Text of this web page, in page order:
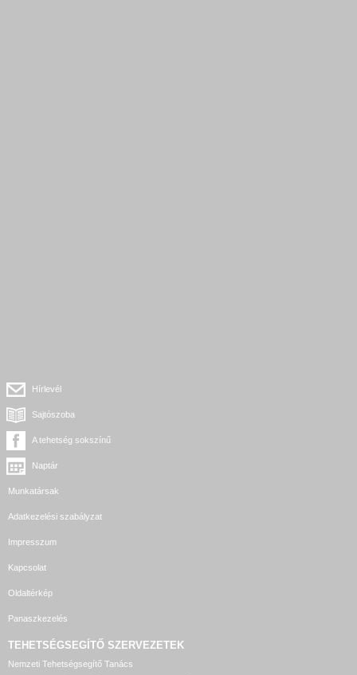
Hírlevél
Sajtószoba
A tehetség sokszínű
Naptár
Munkatársak
Adatkezelési szabályzat
Impresszum
Kapcsolat
Oldaltérkép
Panaszkezelés
TEHETSÉGSEGÍTŐ SZERVEZETEK
Nemzeti Tehetségsegítő Tanács